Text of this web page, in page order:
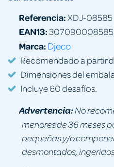
Referencia:XDJ-08585
EAN13:
Marca: Djeco
Recomendado a partir
Dimensiones del
Incluye 60 desafíos.
Advertencia:No
menores de 36 meses
pequeñas y/o
desmontados,